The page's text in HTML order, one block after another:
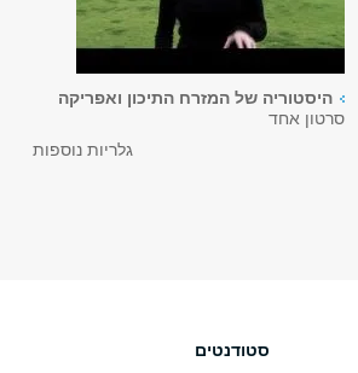
היסטוריה של המזרח התיכון ואפריקה
סרטון אחד
גלריות נוספות
סטודנטים